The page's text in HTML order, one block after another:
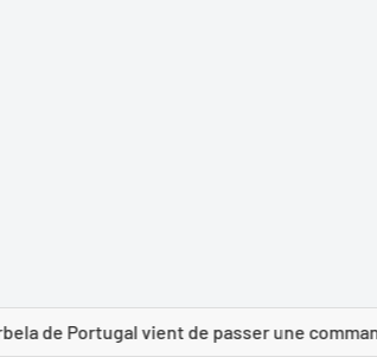
vient de passer une commande